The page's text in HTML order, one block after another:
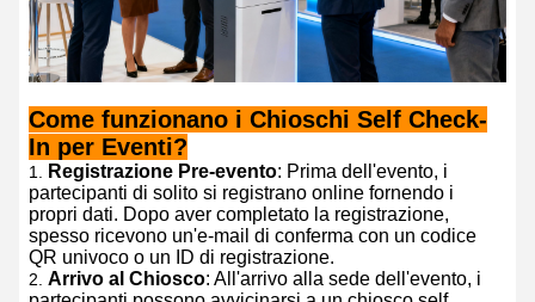
Come funzionano i Chioschi Self Check-
In per Eventi?
Registrazione Pre-evento: Prima dell'evento, i
partecipanti di solito si registrano online fornendo i
propri dati. Dopo aver completato la registrazione,
spesso ricevono un'e-mail di conferma con un codice
QR univoco o un ID di registrazione.
Arrivo al Chiosco: All'arrivo alla sede dell'evento, i